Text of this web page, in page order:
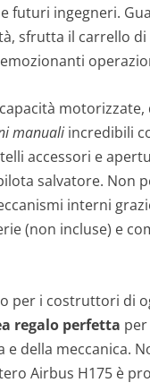
e futuri ingegneri.
sfrutta il carrello
motorizzate,
manualiincredibili
accessori e
salvatore. Non
interni
(non incluse) e
per i costruttori di
regalo perfetta
e della meccanica.
Airbus H175 è